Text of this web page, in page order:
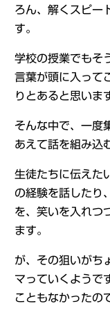
ろん、解くスピー
す。
学校の授業でもそ
言葉が頭に入って
りとあると思いま
そんな中で、一度
あえて話を組み込
生徒たちに伝えた
の経験を話したり
を、笑いを入れつ
ます。
が、その狙いがち
マっていくようで
こともなかったの